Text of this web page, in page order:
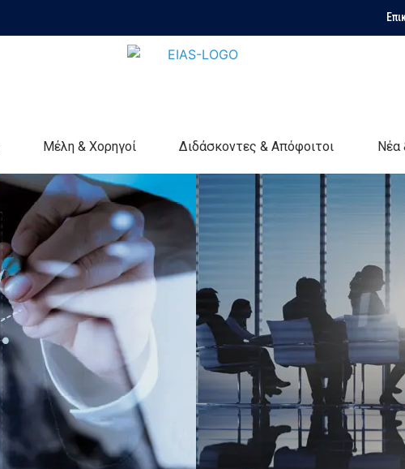
Μέλη & Χορηγοί Διδάσκοντες & Απόφοιτοι Νέα